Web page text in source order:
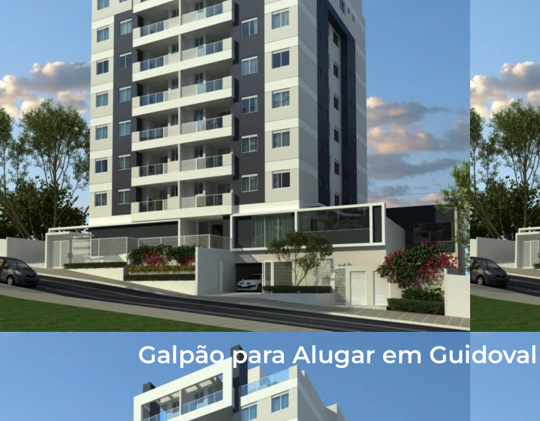
Galpão para Alugar em